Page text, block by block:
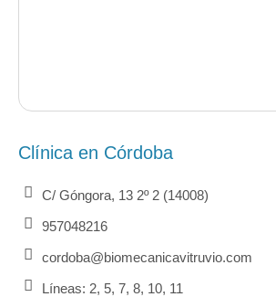
Clínica en Córdoba
C/ Góngora, 13 2º 2 (14008)
957048216
cordoba@biomecanicavitruvio.com
Líneas: 2, 5, 7, 8, 10, 11